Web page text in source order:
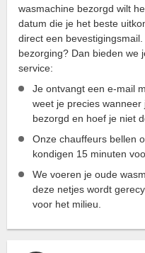
wasmachine bezorgd wilt
datum die je het beste
direct een
bezorging? Dan bieden we
service:
Je ontvangt een e-mail
weet je precies
bezorgd en hoef je niet
Onze chauffeurs bellen
kondigen 15 minuten
We voeren je oude
deze netjes wordt
voor het milieu.